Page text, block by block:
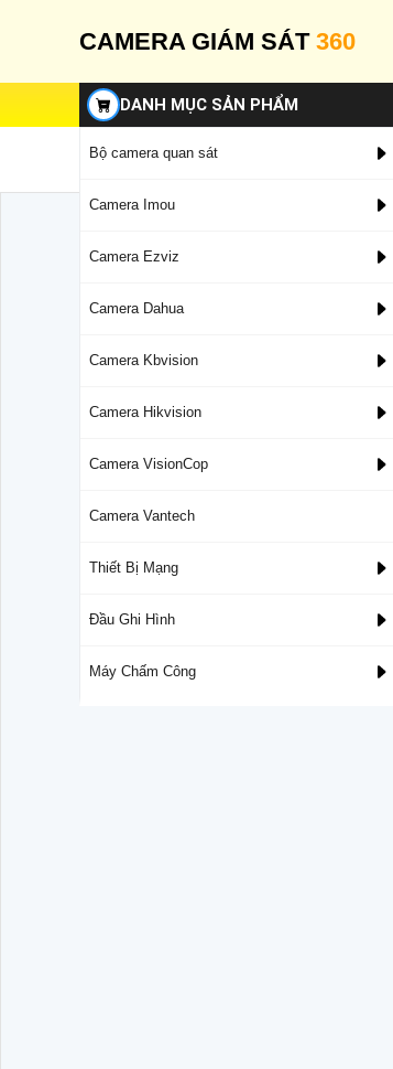
CAMERA GIÁM SÁT 360
DANH MỤC SẢN PHẨM
Bộ camera quan sát
Camera Imou
Camera Ezviz
Camera Dahua
Camera Kbvision
Camera Hikvision
Camera VisionCop
Camera Vantech
Thiết Bị Mạng
Đầu Ghi Hình
Máy Chấm Công
Camera Quan Sát Camera Dahua Giá Rẻ